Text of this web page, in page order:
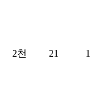
2천 21 1